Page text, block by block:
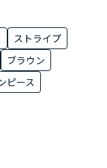
ストライプ
ブラウン
ピース